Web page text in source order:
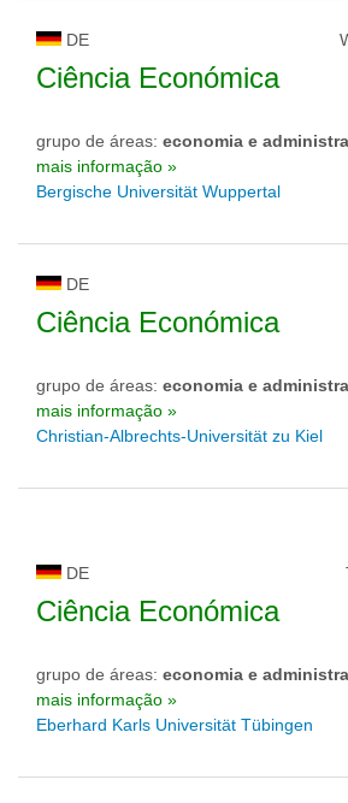
DE
Ciência Económica
grupo de áreas: economia e
mais informação »
Bergische Universität Wuppertal
DE
Ciência Económica
grupo de áreas: economia e
mais informação »
Christian-Albrechts-Universität zu Kiel
DE
Ciência Económica
grupo de áreas: economia e
mais informação »
Eberhard Karls Universität Tübingen